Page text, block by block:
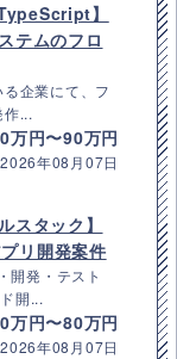
】
テムのフロ
企業にて、フ
作...
万円〜90万円
2026年08月07日
タック】
リ開発案件
開発・テスト
開...
万円〜80万円
2026年08月07日